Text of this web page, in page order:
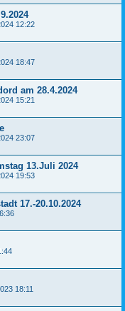
12:22
18:47
am 28.4.2024
15:21
23:07
13.Juli 2024
19:53
17.-20.10.2024
18:11